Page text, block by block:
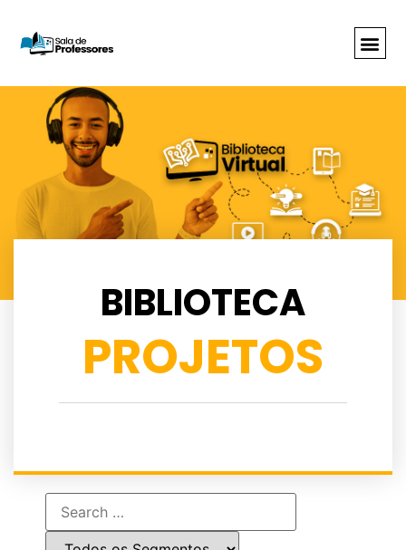
BIBLIOTECA
PROJETOS